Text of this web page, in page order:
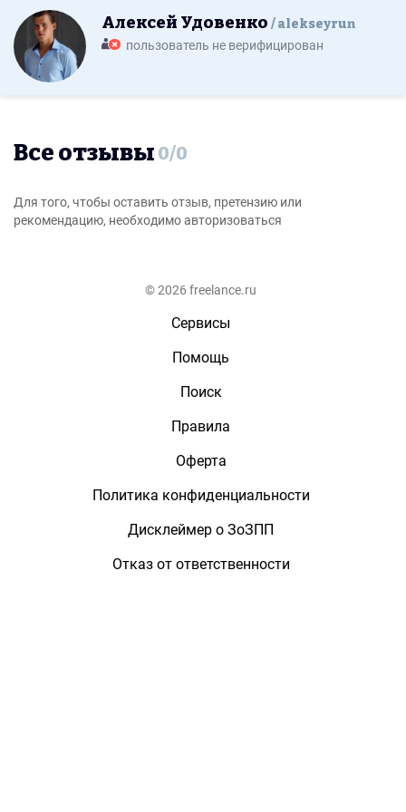
Алексей Удовенко alekseyrun
пользователь не верифицирован
Все отзывы 0/0
Для того, чтобы оставить отзыв, претензию или
рекомендацию, необходимо авторизоваться
© 2026 freelance.ru
Сервисы
Помощь
Поиск
Правила
Оферта
Политика конфиденциальности
Дисклеймер о ЗоЗПП
Отказ от ответственности